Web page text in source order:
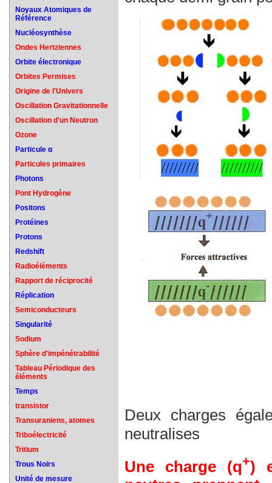
Noyaux Atomiques de
Référence
Nucléosynthèse
Ondes Hertziennes
Orbite électronique
Orbites Permises
Origine de l'Univers
Oscillation Gravitationnelle
Oscillation d'un Neutron
Ozone
Particule α
Particules primaires
Photons
Pont Hydrogène
Positons
Protéines
Protons
Redshift
Radioéléments
Rapport de réciprocité
Réplication
Semiconducteurs
Singularité
Sodium
Sphère d'impénétrabilité
Tableau Périodique des
éléments
Temps
transistor
Transuraniens, atomes
Triboélectricité
Tritium
Trous Noirs
Unité de mesure
Deux charges
neutralises
Une charge (q+)